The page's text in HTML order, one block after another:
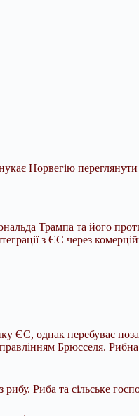
Норвегію
Трампа та його
з ЄС через
ЄС, однак перебуває
Брюсселя.
Риба та сільське